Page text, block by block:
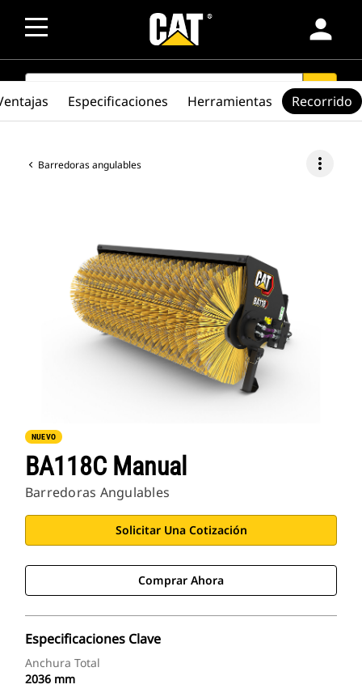
person
SEARCH search
Barredoras angulables more_vert
NUEVO
BA118C Manual
Barredoras Angulables
Solicitar Una Cotización
Comprar Ahora
Especificaciones Clave
Anchura Total
2036 mm
Especificaciones Herramientas Recorrido